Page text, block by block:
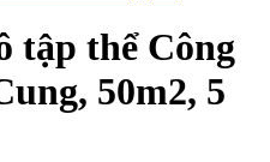
tập thể Công
50m2, 5